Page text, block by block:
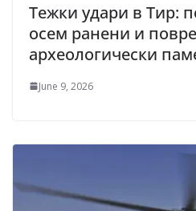
Тежки удари в Тир:
осем ранени и
археологически
June 9, 2026